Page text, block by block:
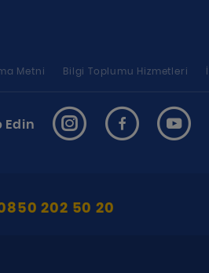
Metni Bilgi Toplumu Hizmetleri
Edin
202 50 20